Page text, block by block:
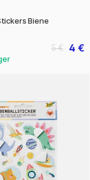
Biene
4 €
5 €